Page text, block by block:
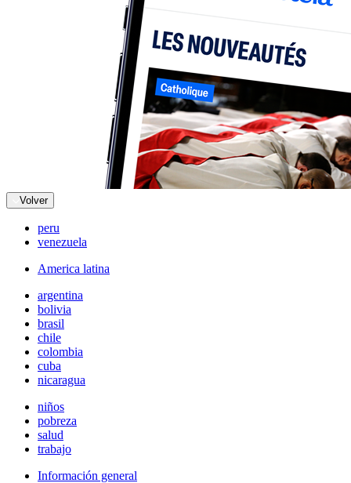
Volver
peru
venezuela
America latina
argentina
bolivia
brasil
chile
colombia
cuba
nicaragua
niños
pobreza
salud
trabajo
Información general